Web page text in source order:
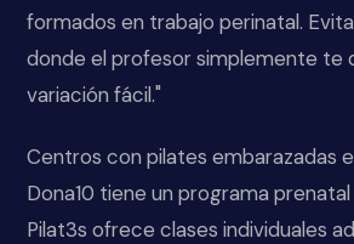
formados en trabajo perinatal.
donde el profesor simplemente te
variación fácil."
Centros con pilates embarazadas
Dona10 tiene un programa
Pilat3s ofrece clases individuales